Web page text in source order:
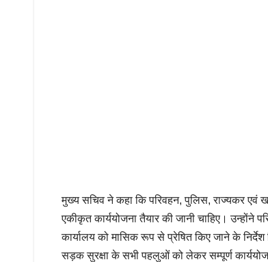
मुख्य सचिव ने कहा कि परिवहन, पुलिस, राज्यकर
एकीकृत कार्ययोजना तैयार की जानी चाहिए। उन्होंने
कार्यालय को मासिक रूप से प्रेषित किए जाने के निर्देश
सड़क सुरक्षा के सभी पहलुओं को लेकर सम्पूर्ण